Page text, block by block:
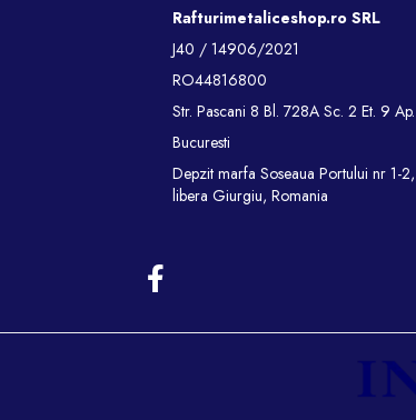
Rafturimetaliceshop.ro SRL
J40 / 14906/2021
RO44816800
Str. Pascani 8 Bl. 728A Sc. 2 Et. 9
Bucuresti
Depzit marfa Soseaua Portului nr 1-
libera Giurgiu, Romania